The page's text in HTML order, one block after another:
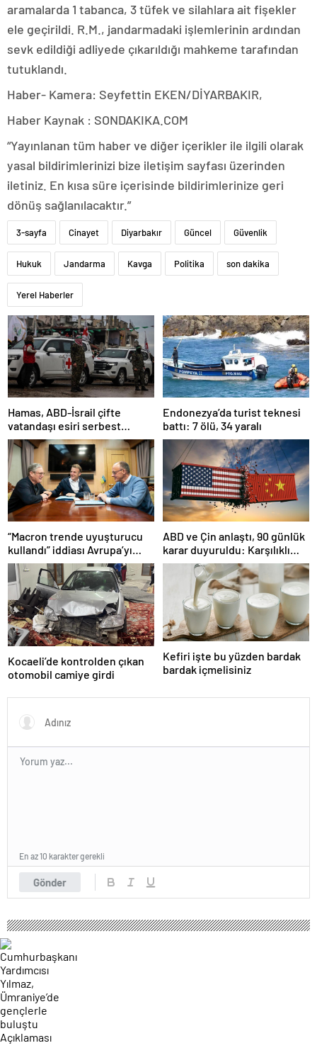
aramalarda 1 tabanca, 3 tüfek ve silahlara ait fişekler
ele geçirildi. R.M., jandarmadaki işlemlerinin ardından
sevk edildiği adliyede çıkarıldığı mahkeme tarafından
tutuklandı.
Haber- Kamera: Seyfettin EKEN/DİYARBAKIR,
Haber Kaynak : SONDAKIKA.COM
“Yayınlanan tüm haber ve diğer içerikler ile ilgili olarak
yasal bildirimlerinizi bize iletişim sayfası üzerinden
iletiniz. En kısa süre içerisinde bildirimlerinize geri
dönüş sağlanılacaktır.”
3-sayfa Cinayet Diyarbakır Güncel Güvenlik
Hukuk Jandarma Kavga Politika son dakika
Yerel Haberler
Hamas, ABD-İsrail çifte
vatandaşı esiri serbest
bırakacağını duyurdu
Endonezya’da turist teknesi
battı: 7 ölü, 34 yaralı
“Macron trende uyuşturucu
kullandı” iddiası Avrupa’yı
karıştırmıştı: Fransa’dan
“peçeteli” yalanlama geldi!
ABD ve Çin anlaştı, 90 günlük
karar duyuruldu: Karşılıklı
tarife indirimi geldi!
Kocaeli’de kontrolden çıkan
otomobil camiye girdi
Kefiri işte bu yüzden bardak
bardak içmelisiniz
Gönder
En az 10 karakter gerekli